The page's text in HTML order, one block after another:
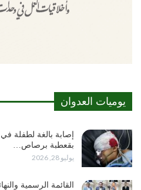
يوميات العدوان
إصابة بالغة لطفلة
بقعطبة برصاص…
يوليو 28, 2026
القائمة الرسمية